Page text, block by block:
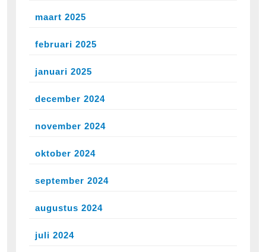
maart 2025
februari 2025
januari 2025
december 2024
november 2024
oktober 2024
september 2024
augustus 2024
juli 2024